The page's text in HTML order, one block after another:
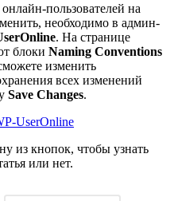
пользователей на
необходимо в админ-
. На странице
блоки Naming Conventions
изменить
всех изменений
Save Changes.
из кнопок, чтобы узнать
или нет.